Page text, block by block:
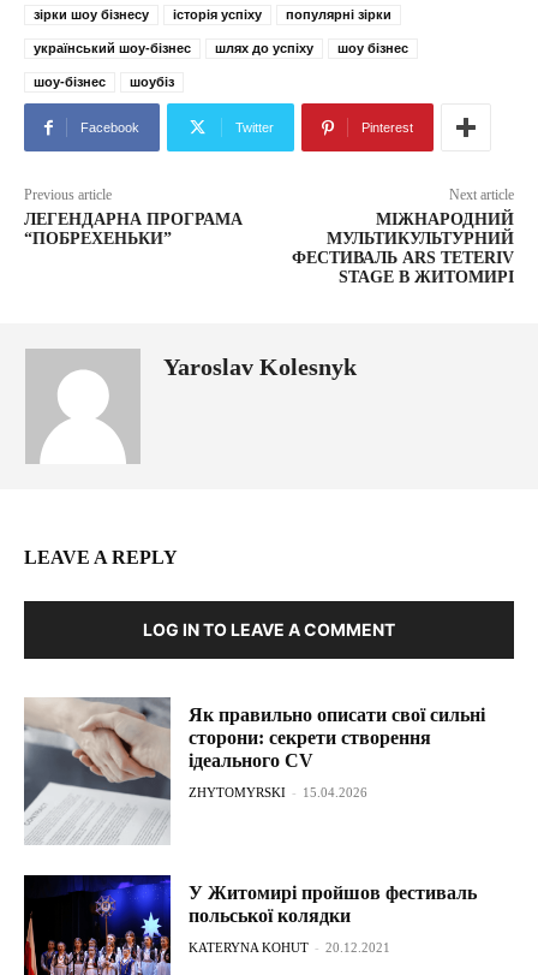
зірки шоу бізнесу історія успіху популярні зірки
український шоу-бізнес шлях до успіху шоу бізнес
шоу-бізнес шоубіз
Facebook Twitter Pinterest
Previous article
ЛЕГЕНДАРНА ПРОГРАМА
“ПОБРЕХЕНЬКИ”
Next article
МІЖНАРОДНИЙ
МУЛЬТИКУЛЬТУРНИЙ
ФЕСТИВАЛЬ ARS TETERIV
STAGE В ЖИТОМИРІ
Yaroslav Kolesnyk
LEAVE A REPLY
LOG IN TO LEAVE A COMMENT
Як правильно описати свої сильні
сторони: секрети створення
ідеального CV
ZHYTOMYRSKI - 15.04.2026
У Житомирі пройшов фестиваль
польської колядки
KATERYNA KOHUT - 20.12.2021